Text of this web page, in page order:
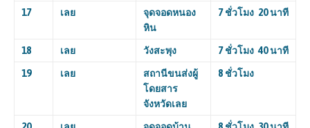
17 เลย
จุดจอดหนอง
หิน
7 ชั่วโมง 20 นาที
18 เลย วังสะพุง 7 ชั่วโมง 40 นาที
19 เลย
สถานีขนส่งผู้
โดยสาร
จังหวัดเลย
8 ชั่วโมง